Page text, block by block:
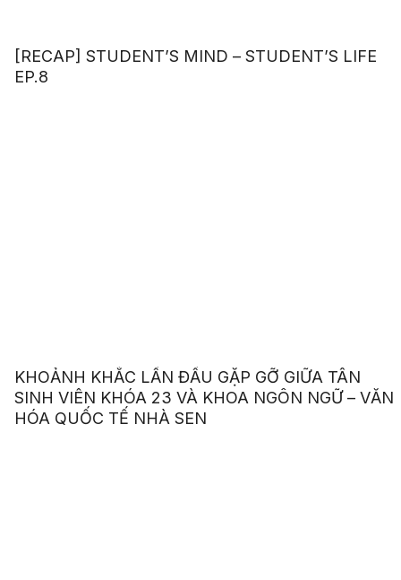
[RECAP] STUDENT’S MIND – STUDENT’S LIFE
EP.8
KHOẢNH KHẮC LẦN ĐẦU GẶP GỠ GIỮA TÂN
SINH VIÊN KHÓA 23 VÀ KHOA NGÔN NGỮ – VĂN
HÓA QUỐC TẾ NHÀ SEN